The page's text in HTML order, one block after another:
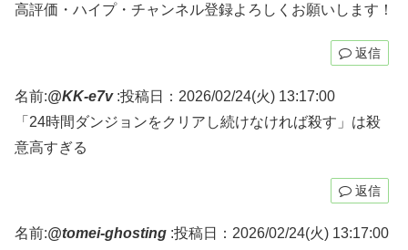
高評価・ハイプ・チャンネル登録よろしくお願いします！
返信
名前:@KK-e7v:投稿日：2026/02/24(火) 13:17:00
「24時間ダンジョンをクリアし続けなければ殺す」は殺
意高すぎる
返信
名前:@tomei-ghosting :投稿日：2026/02/24(火) 13:17:00